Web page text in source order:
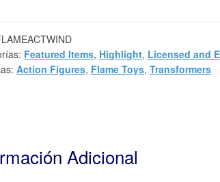
Featured Items, Highlight, Licensed and
Action Figures, Flame Toys, Transformers
Adicional